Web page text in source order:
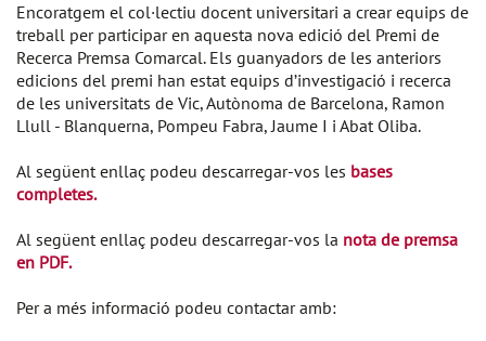
Encoratgem el col·lectiu docent universitari a crear equips de
treball per participar en aquesta nova edició del Premi de
Recerca Premsa Comarcal. Els guanyadors de les anteriors
edicions del premi han estat equips d’investigació i recerca
de les universitats de Vic, Autònoma de Barcelona, Ramon
Llull - Blanquerna, Pompeu Fabra, Jaume I i Abat Oliba.
Al següent enllaç podeu descarregar-vos les bases
completes.
Al següent enllaç podeu descarregar-vos la nota de premsa
en PDF.
Per a més informació podeu contactar amb: